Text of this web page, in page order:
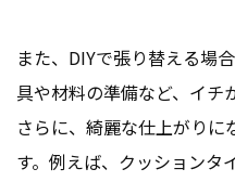
また、DIYで張り替える場
具や材料の準備など、イチ
さらに、綺麗な仕上がりに
す。例えば、クッションタ